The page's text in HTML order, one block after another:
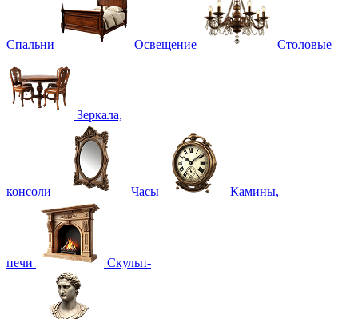
Спальни Освещение Столовые
Зеркала,
консоли Часы Камины,
печи Скульп-